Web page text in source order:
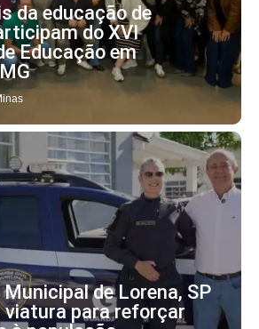
da educação de
do XVI
Educação em
Municipal de Lorena, SP
viatura para reforçar